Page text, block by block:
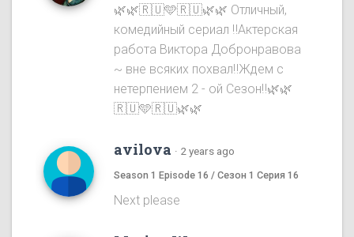
🌿🌿🇷🇺🩵🇷🇺🌿🌿 Отличный,
комедийный сериал ‼️Актерская
работа Виктора Добронравова
~ вне всяких похвал‼️Ждем с
нетерпением 2 - ой Сезон‼️🌿🌿
🇷🇺🩵🇷🇺🌿🌿
avilova · 2 years ago
Season 1 Episode 16 / Сезон 1 Серия 16
Next please